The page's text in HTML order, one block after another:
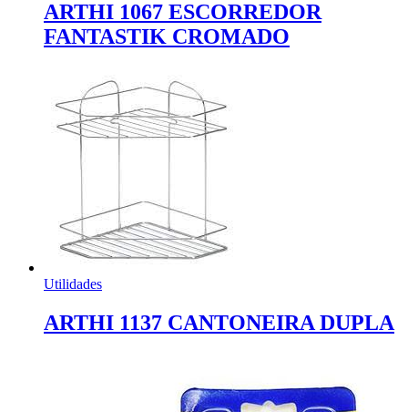
ARTHI 1067 ESCORREDOR
FANTASTIK CROMADO
Utilidades
ARTHI 1137 CANTONEIRA DUPLA